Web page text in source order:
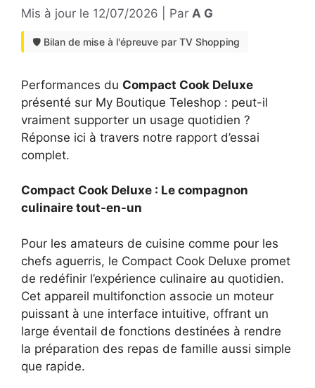
Mis à jour le 12/07/2026 Par A G
🛡️ Bilan de mise à l'épreuve par TV Shopping
Performances du Compact Cook Deluxe
présenté sur My Boutique Teleshop : peut-il
vraiment supporter un usage quotidien ?
Réponse ici à travers notre rapport d’essai
complet.
Compact Cook Deluxe : Le compagnon
culinaire tout-en-un
Pour les amateurs de cuisine comme pour les
chefs aguerris, le Compact Cook Deluxe promet
de redéfinir l’expérience culinaire au quotidien.
Cet appareil multifonction associe un moteur
puissant à une interface intuitive, offrant un
large éventail de fonctions destinées à rendre
la préparation des repas de famille aussi simple
que rapide.